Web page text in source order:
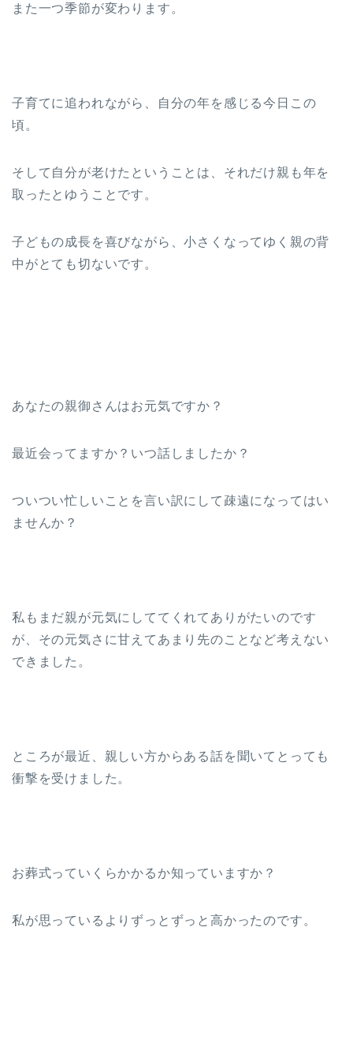
また一つ季節が変わります。
子育てに追われながら、自分の年を感じる今日この
頃。
そして自分が老けたということは、それだけ親も年を
取ったとゆうことです。
子どもの成長を喜びながら、小さくなってゆく親の背
中がとても切ないです。
あなたの親御さんはお元気ですか？
最近会ってますか？いつ話しましたか？
ついつい忙しいことを言い訳にして疎遠になってはい
ませんか？
私もまだ親が元気にしててくれてありがたいのです
が、その元気さに甘えてあまり先のことなど考えない
できました。
ところが最近、親しい方からある話を聞いてとっても
衝撃を受けました。
お葬式っていくらかかるか知っていますか？
私が思っているよりずっとずっと高かったのです。